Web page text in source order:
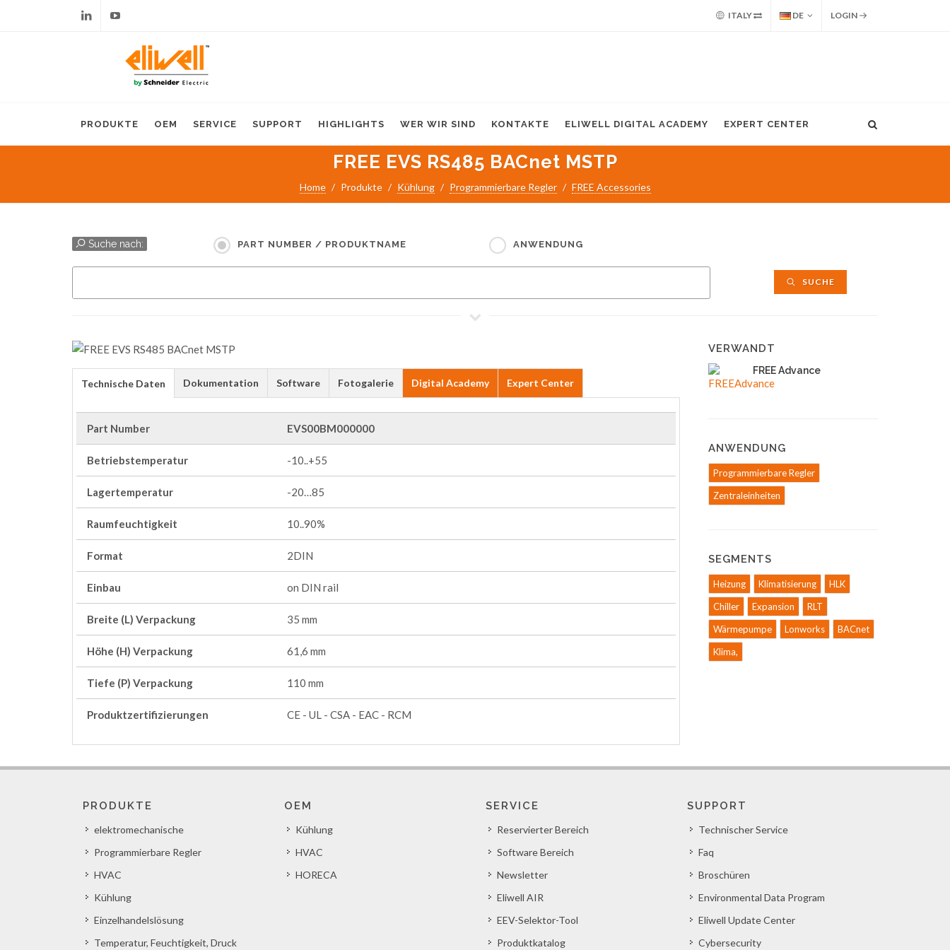
ITALY DE LOGIN
PRODUKTE OEM SERVICE SUPPORT HIGHLIGHTS WER WIR SIND KONTAKTE ELIWELL DIGITAL ACADEMY EXPERT CENTER
FREE EVS RS485 BACnet MSTP
Home Produkte Kühlung Programmierbare Regler FREE Accessories
Suche nach: PART NUMBER / PRODUKTNAME ANWENDUNG
SUCHE
Technische Daten Dokumentation Software Fotogalerie Digital Academy Expert Center
Part Number EVS00BM000000
Betriebstemperatur -10..+55
Lagertemperatur -20…85
Raumfeuchtigkeit 10..90%
Format 2DIN
Einbau on DIN rail
Breite (L) Verpackung 35 mm
Höhe (H) Verpackung 61,6 mm
Tiefe (P) Verpackung 110 mm
Produktzertifizierungen CE - UL - CSA - EAC - RCM
VERWANDT
FREE Advance
ANWENDUNG
Programmierbare Regler
Zentraleinheiten
SEGMENTS
Heizung Klimatisierung
HLK
Chiller
Expansion
RLT
Wärmepumpe
Lonworks
BACnet
Klima,
PRODUKTE
elektromechanische
Programmierbare Regler
HVAC
Kühlung
Einzelhandelslösung
Temperatur, Feuchtigkeit, Druck
OEM
Kühlung
HVAC
HORECA
SERVICE
Reservierter Bereich
Software Bereich
Newsletter
Eliwell AIR
EEV-Selektor-Tool
Produktkatalog
SUPPORT
Technischer Service
Faq
Broschüren
Environmental Data Program
Eliwell Update Center
Cybersecurity